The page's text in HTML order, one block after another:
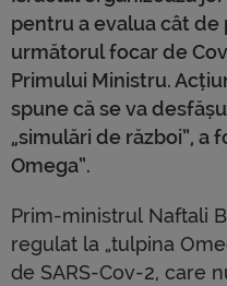
pentru a evalua cât
următorul focar de
Primului Ministru.
spune că se va
„simulări de război”, a
Omega”.
Prim-ministrul Naftali
regulat la „tulpina
de SARS-Cov-2, care